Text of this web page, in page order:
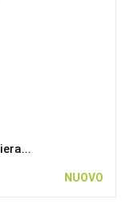
NUOVO